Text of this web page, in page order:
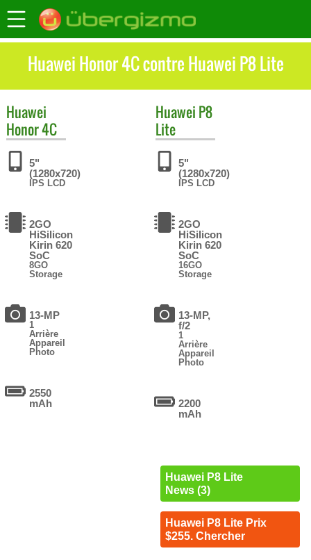
Huawei Honor 4C contre Huawei P8 Lite
Huawei
Honor 4C
5"
(1280x720)
IPS LCD
2GO
HiSilicon
Kirin 620
SoC
8GO
Storage
13-MP
1
Arrière
Appareil
Photo
2550
mAh
Huawei P8
Lite
5"
(1280x720)
IPS LCD
2GO
HiSilicon
Kirin 620
SoC
16GO
Storage
13-MP,
f/2
1
Arrière
Appareil
Photo
2200
mAh
Huawei P8 Lite
News (3)
Huawei P8 Lite Prix
$255. Chercher